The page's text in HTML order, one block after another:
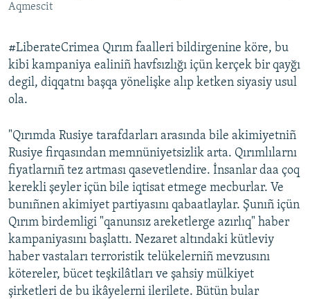
Aqmescit
#LiberateCrimea Qırım faalleri bildirgenine köre, bu
kibi kampaniya ealiniñ havfsızlığı içün kerçek bir qayğı
degil, diqqatnı başqa yönelişke alıp ketken siyasiy usul
ola.
"Qırımda Rusiye tarafdarları arasında bile akimiyetniñ
Rusiye firqasından memnüniyetsizlik arta. Qırımlılarnı
fiyatlarnıñ tez artması qasevetlendire. İnsanlar daa çoq
kerekli şeyler içün bile iqtisat etmege mecburlar. Ve
bunıñnen akimiyet partiyasını qabaatlaylar. Şunıñ içün
Qırım birdemligi "qanunsız areketlerge azırlıq" haber
kampaniyasını başlattı. Nezaret altındaki kütleviy
haber vastaları terroristik telükelerniñ mevzusını
kötereler, bücet teşkilâtları ve şahsiy mülkiyet
şirketleri de bu ikâyelerni ilerilete. Bütün bular